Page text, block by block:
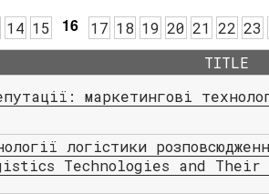
14 15 16 17 18 19 20 21 22 23
TITLE
маркетингові
логістики
Technologies and Their